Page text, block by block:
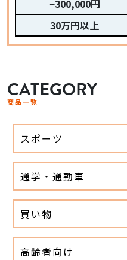
~300,000円
30万円以上
CATEGORY
商品一覧
スポーツ
通学・通勤車
買い物
高齢者向け